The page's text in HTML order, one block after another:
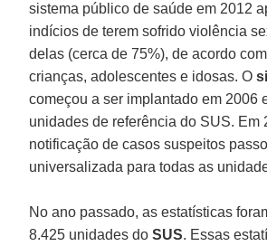
sistema público de saúde em 2012
indícios de terem sofrido violência
delas (cerca de 75%), de acordo
crianças, adolescentes e idosas. O
começou a ser implantado em 2006
unidades de referência do SUS. Em
notificação de casos suspeitos
universalizada para todas as
No ano passado, as estatísticas
8.425 unidades doSUS. Essas